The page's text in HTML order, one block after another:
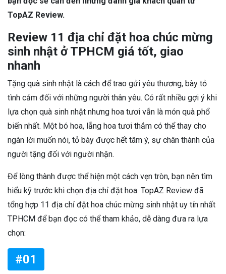
TopAZ Review.
Review 11 địa chỉ đặt hoa chúc mừng
sinh nhật ở TPHCM giá tốt, giao
nhanh
Tặng quà sinh nhật là cách để trao gửi yêu thương, bày tỏ
tình cảm đối với những người thân yêu. Có rất nhiều gợi ý khi
lựa chọn quà sinh nhật nhưng hoa tươi vẫn là món quà phổ
biến nhất. Một bó hoa, lẵng hoa tươi thắm có thể thay cho
ngàn lời muốn nói, tỏ bày được hết tâm ý, sự chân thành của
người tặng đối với người nhận.
Để lòng thành được thể hiện một cách vẹn tròn, bạn nên tìm
hiểu kỹ trước khi chọn địa chỉ đặt hoa. TopAZ Review đã
tổng hợp 11 địa chỉ đặt hoa chúc mừng sinh nhật uy tín nhất
TPHCM để bạn đọc có thể tham khảo, dễ dàng đưa ra lựa
chọn:
#01